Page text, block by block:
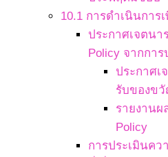
10.1 การดำเนินการ
ประกาศเจตน
Policy จากกา
ประกาศเ
รับของขวั
รายงานผ
Policy
การประเมินคว